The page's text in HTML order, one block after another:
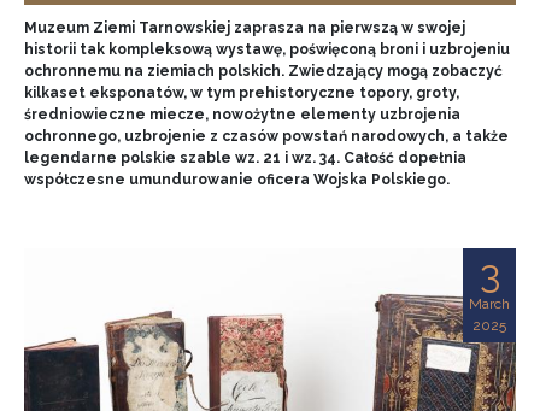
Muzeum Ziemi Tarnowskiej zaprasza na pierwszą w swojej
historii tak kompleksową wystawę, poświęconą broni i uzbrojeniu
ochronnemu na ziemiach polskich. Zwiedzający mogą zobaczyć
kilkaset eksponatów, w tym prehistoryczne topory, groty,
średniowieczne miecze, nowożytne elementy uzbrojenia
ochronnego, uzbrojenie z czasów powstań narodowych, a także
legendarne polskie szable wz. 21 i wz. 34. Całość dopełnia
współczesne umundurowanie oficera Wojska Polskiego.
3
March
2025